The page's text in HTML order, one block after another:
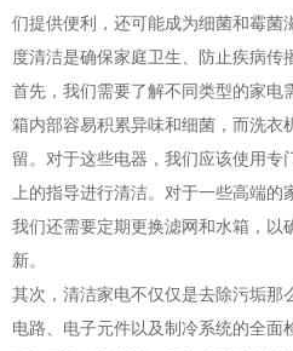
们提供便利，还可能成为细菌和霉菌
度清洁是确保家庭卫生、防止疾病传
首先，我们需要了解不同类型的家电
箱内部容易积累异味和细菌，而洗衣
留。对于这些电器，我们应该使用专
上的指导进行清洁。对于一些高端的
我们还需要定期更换滤网和水箱，以
新。
其次，清洁家电不仅仅是去除污垢那
电路、电子元件以及制冷系统的全面